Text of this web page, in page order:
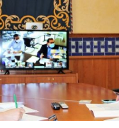
fotovoltaica
para
la
generación
de
energía
limpia